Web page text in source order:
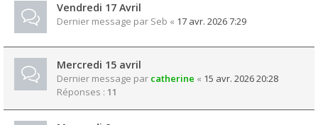
Vendredi 17 Avril
Dernier message par Seb « 17 avr. 2026 7:29
Mercredi 15 avril
Dernier message par catherine « 15 avr. 2026 20:28
Réponses : 11